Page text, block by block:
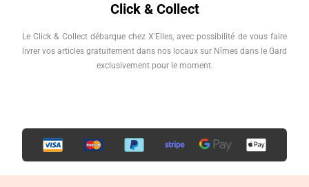
Click & Collect
Le Click & Collect débarque chez X'Elles, avec possibilité de vous faire
livrer vos articles gratuitement dans nos locaux sur Nîmes dans le Gard
exclusivement pour le moment.